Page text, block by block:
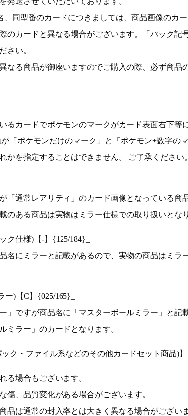
、同型番のカードにつきましては、商品画像のカ
のカードと異なる場合がございます。「パック記
さい。
なる商品が御座いますのでご購入の際、必ず商品
るカードでポケモンのマークがカード表面右下等
「ポケモンだけのマーク」と「ポケモン+数字のマ
かを指定することはできません。 ご了承ください
「通常レアリティ」のカード画像となっている商
のある商品は実物はミラー仕様での取り扱いとなり
ク仕様)【-】{125/184}_
名にミラーと記載があるので、実物の商品はミラ
)【C】{025/165}_
」ですが商品名に「マスターボールミラー」と記
ミラー」のカードとなります。
ク・ファイル系などのその他カードセット商品)】
る場合もございます。
傷、品質変化がある場合がございます。
品は通常の封入率とは大きく異なる場合がございま